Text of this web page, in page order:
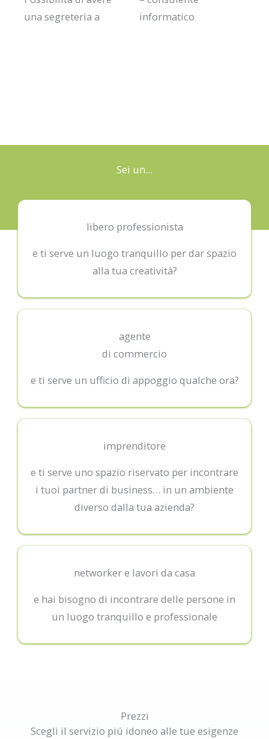
una segreteria a
informatico
Sei un....
libero professionista
e ti serve un luogo tranquillo per dar spazio
alla tua creatività?
agente
di commercio
e ti serve un ufficio di appoggio qualche ora?
imprenditore
e ti serve uno spazio riservato per incontrare
i tuoi partner di business… in un ambiente
diverso dalla tua azienda?
networker e lavori da casa
e hai bisogno di incontrare delle persone in
un luogo tranquillo e professionale
Prezzi
Scegli il servizio piú idoneo alle tue esigenze